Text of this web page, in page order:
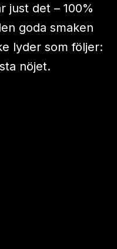
just det – 100%
goda smaken
lyder som följer:
nöjet.